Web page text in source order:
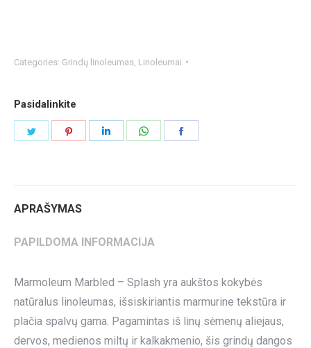
Categories: Grindų linoleumas Linoleumai
Pasidalinkite
APRAŠYMAS
PAPILDOMA INFORMACIJA
Marmoleum Marbled – Splash yra aukštos kokybės
natūralus linoleumas, išsiskiriantis marmurine tekstūra ir
plačia spalvų gama. Pagamintas iš linų sėmenų aliejaus,
dervos, medienos miltų ir kalkakmenio, šis grindų dangos